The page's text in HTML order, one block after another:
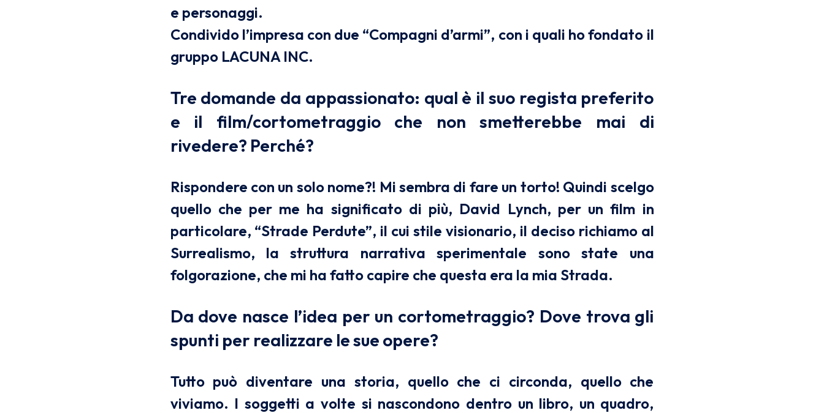
e personaggi.
Condivido l’impresa con due “Compagni d’armi”, con i quali ho fondato il
gruppo LACUNA INC.
Tre domande da appassionato: qual è il suo regista preferito
e il film/cortometraggio che non smetterebbe mai di
rivedere? Perché?
Rispondere con un solo nome?! Mi sembra di fare un torto! Quindi scelgo
quello che per me ha significato di più, David Lynch, per un film in
particolare, “Strade Perdute”, il cui stile visionario, il deciso richiamo al
Surrealismo, la struttura narrativa sperimentale sono state una
folgorazione, che mi ha fatto capire che questa era la mia Strada.
Da dove nasce l’idea per un cortometraggio? Dove trova gli
spunti per realizzare le sue opere?
Tutto può diventare una storia, quello che ci circonda, quello che
viviamo. I soggetti a volte si nascondono dentro un libro, un quadro,